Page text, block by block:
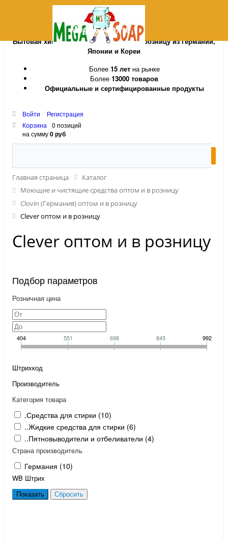
MegaSoap.ru
Бытовая химия и косметика оптом и в розницу из Германии,
Японии и Кореи
Более 15 летна рынке
Более 13000 товаров
Официальные и сертифицированные продукты
Войти
Регистрация
Корзина
0 позиций
на сумму0 руб
Главная страница
Каталог
Моющие и чистящие средства оптом и в розницу
Clovin (Германия) оптом и в розницу
Clever оптом и в розницу
Clever оптом и в розницу
Подбор параметров
Розничная цена
404 551 698 845 992
Штрихкод
Производитель
Категория товара
.Средства для стирки (10)
..Жидкие средства для стирки (6)
..Пятновыводители и отбеливатели (4)
Страна производитель
Германия (10)
WB Штрих